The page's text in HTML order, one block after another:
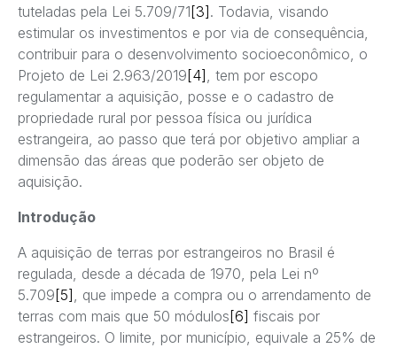
tuteladas pela Lei 5.709/71[3]. Todavia, visando
estimular os investimentos e por via de consequência,
contribuir para o desenvolvimento socioeconômico, o
Projeto de Lei 2.963/2019[4] , tem por escopo
regulamentar a aquisição, posse e o cadastro de
propriedade rural por pessoa física ou jurídica
estrangeira, ao passo que terá por objetivo ampliar a
dimensão das áreas que poderão ser objeto de
aquisição.
Introdução
A aquisição de terras por estrangeiros no Brasil é
regulada, desde a década de 1970, pela Lei nº
5.709[5] , que impede a compra ou o arrendamento de
terras com mais que 50 módulos[6] fiscais por
estrangeiros. O limite, por município, equivale a 25% de